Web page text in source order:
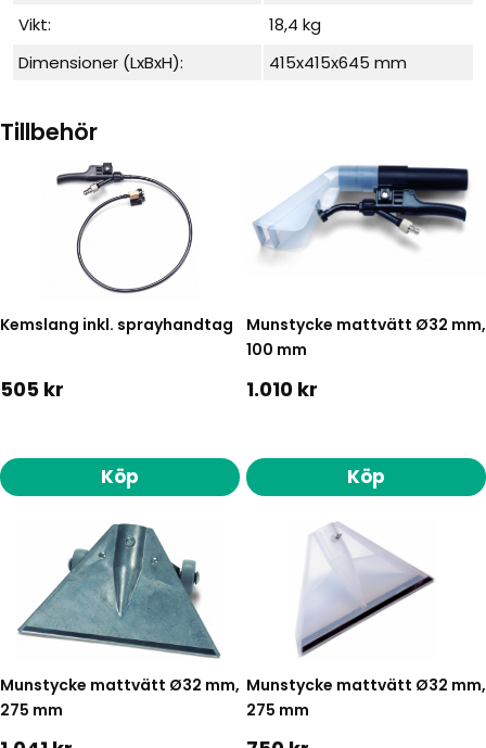
Vikt:
18,4 kg
Dimensioner (LxBxH):
415x415x645 mm
Tillbehör
Kemslang inkl. sprayhandtag
505 kr
Köp
Munstycke mattvätt Ø32 mm,
100 mm
1.010 kr
Köp
Munstycke mattvätt Ø32 mm,
275 mm
Munstycke mattvätt Ø32 mm,
275 mm